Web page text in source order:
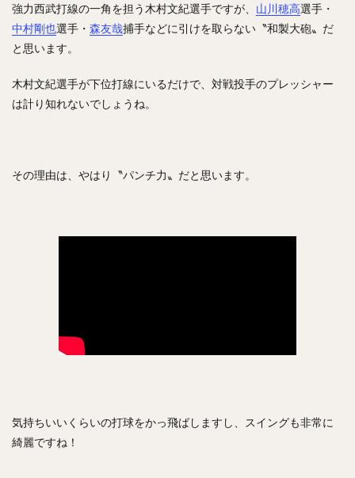
強力西武打線の一角を担う木村文紀選手ですが、 山川穂高選手・
中村剛也選手・ 森友哉捕手などに引けを取らない〝和製大砲〟だ
と思います。
木村文紀選手が下位打線にいるだけで、対戦投手のプレッシャー
は計り知れないでしょうね。
その理由は、やはり〝パンチ力〟だと思います。
気持ちいいくらいの打球をかっ飛ばしますし、スイングも非常に
綺麗ですね！